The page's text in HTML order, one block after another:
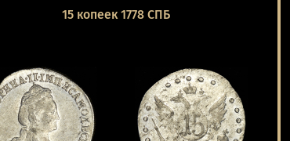
15 копеек 1778 СПБ